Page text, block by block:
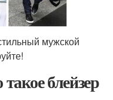
мужской
блейзер